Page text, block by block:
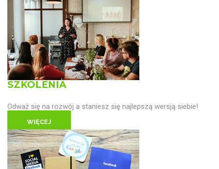
SZKOLENIA
Odważ się na rozwój a staniesz się najlepszą wersją siebie!
WIĘCEJ